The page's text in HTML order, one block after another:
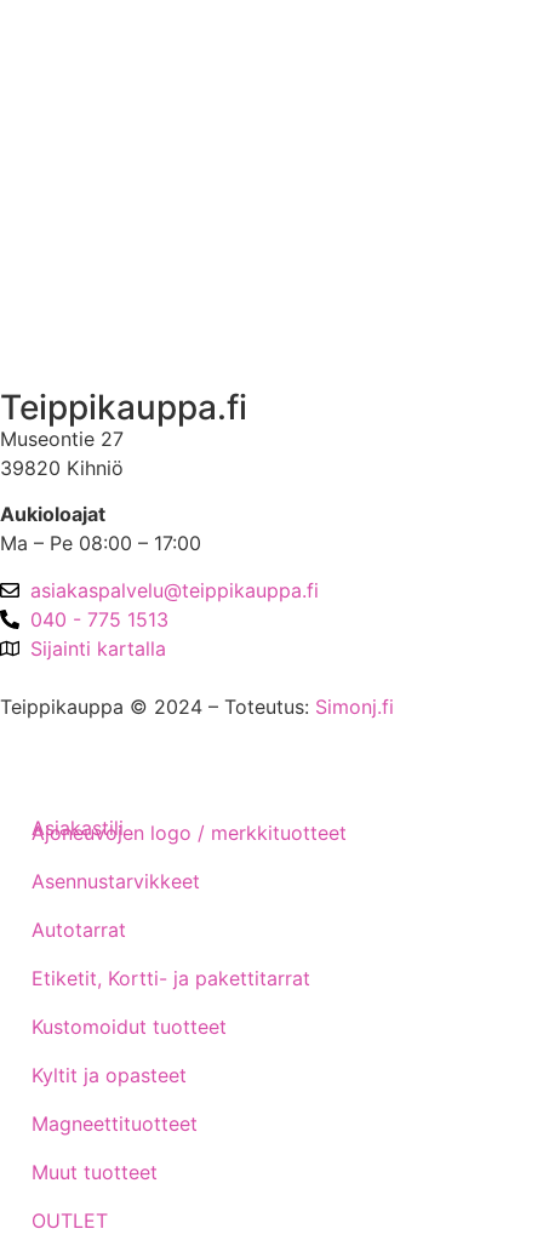
Teippikauppa.fi
Museontie 27
39820 Kihniö
Aukioloajat
Ma – Pe 08:00 – 17:00
asiakaspalvelu@teippikauppa.fi
040 - 775 1513
Sijainti kartalla
Teippikauppa © 2024 – Toteutus: Simonj.fi
Ajoneuvojen logo / merkkituotteet
Asennustarvikkeet
Autotarrat
Etiketit, Kortti- ja pakettitarrat
Kustomoidut tuotteet
Kyltit ja opasteet
Magneettituotteet
Muut tuotteet
OUTLET
Asiakastili